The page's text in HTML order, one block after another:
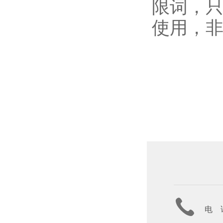
限词，
使用，
电